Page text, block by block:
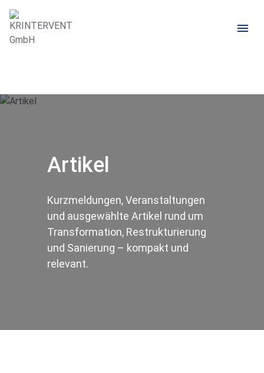
Artikel
Kurzmeldungen, Veranstaltungen
und ausgewählte Artikel rund um
Transformation, Restrukturierung
und Sanierung – kompakt und
relevant.